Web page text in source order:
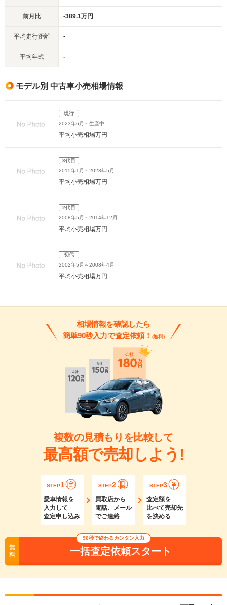
前月比 -389.1万円
平均走行距離 -
平均年式 -
モデル別 中古車小売相場情報
現行
2023年6月～生産中
平均小売相場万円
3代目
2015年1月～2023年5月
平均小売相場万円
2代目
2008年5月～2014年12月
平均小売相場万円
初代
2002年5月～2008年4月
平均小売相場万円
相場情報を確認したら
簡単90秒入力で査定依頼！ (無料)
複数の見積もりを比較して
最高額で売却しよう!
STEP1
愛車情報を
入力して
査定申し込み
STEP2
買取店から
電話、メール
でご連絡
STEP3
査定額を
比べて売却先
を決める
無
料
90秒で終わるカンタン入力
一括査定依頼スタート